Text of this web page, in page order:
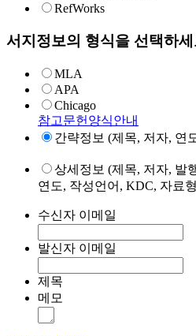
RefWorks
서지정보의 형식을 선택하세
MLA
APA
Chicago
참고문헌양식안내
간략정보 (제목, 저자, 연
상세정보 (제목, 저자, 발
연도, 작성언어, KDC, 자료
수신자 이메일
발신자 이메일
제목
메모